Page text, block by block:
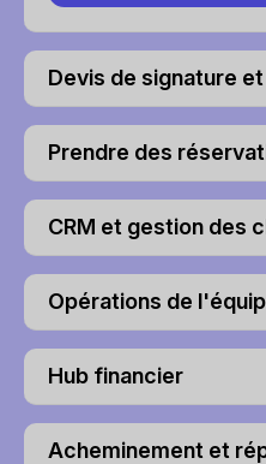
Devis de signature
Prendre des
CRM et gestion des
Opérations de
Hub financier
Acheminement et